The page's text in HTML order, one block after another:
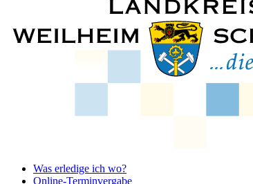
Was erledige ich wo?
Online-Terminvergabe